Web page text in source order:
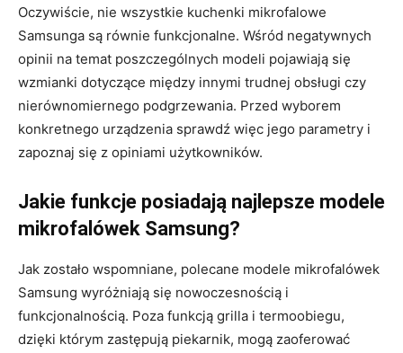
Oczywiście, nie wszystkie kuchenki mikrofalowe
Samsunga są równie funkcjonalne. Wśród negatywnych
opinii na temat poszczególnych modeli pojawiają się
wzmianki dotyczące między innymi trudnej obsługi czy
nierównomiernego podgrzewania. Przed wyborem
konkretnego urządzenia sprawdź więc jego parametry i
zapoznaj się z opiniami użytkowników.
Jakie funkcje posiadają najlepsze modele
mikrofalówek Samsung?
Jak zostało wspomniane, polecane modele mikrofalówek
Samsung wyróżniają się nowoczesnością i
funkcjonalnością. Poza funkcją grilla i termoobiegu,
dzięki którym zastępują piekarnik, mogą zaoferować